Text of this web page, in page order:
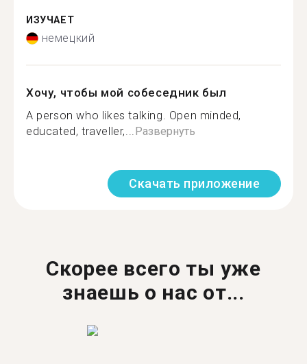
ИЗУЧАЕТ
немецкий
Хочу, чтобы мой собеседник был
A person who likes talking. Open minded,
educated, traveller,...Развернуть
Скачать приложение
Скорее всего ты уже
знаешь о нас от...